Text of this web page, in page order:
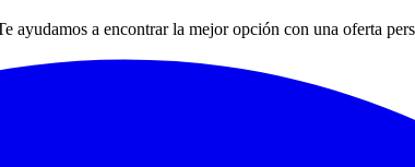
ayudamos a encontrar la mejor opción con una oferta